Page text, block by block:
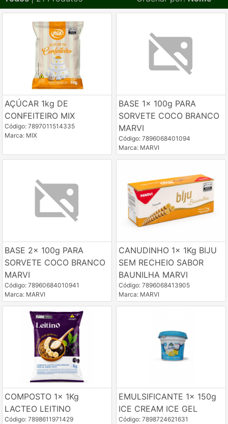
AÇÚCAR 1kg DE
CONFEITEIRO MIX
Código: 7897011514335
Marca: MIX
BASE 1x 100g PARA
SORVETE COCO BRANCO
MARVI
Código: 7896068401094
Marca: MARVI
BASE 2x 100g PARA
SORVETE COCO BRANCO
MARVI
Código: 78960684010941
Marca: MARVI
CANUDINHO 1x 1Kg BIJU
SEM RECHEIO SABOR
BAUNILHA MARVI
Código: 7896068413905
Marca: MARVI
COMPOSTO 1x 1Kg
LACTEO LEITINO
Código: 7898611971429
EMULSIFICANTE 1x 150g
ICE CREAM ICE GEL
Código: 7898724621631